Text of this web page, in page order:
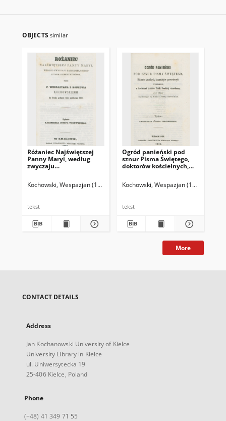
OBJECTS similar
Różaniec Najświętszej
Panny Maryi, według
zwyczaju
wyrażony
Kochowski, Wespazjan (1633-1700) Turowski, Kazimierz Józef (1813-
tekst
Ogród panieński pod
sznur Pisma Świętego,
doktorów kościelnych,
wymierzony, a kwiatami
jednego najbliższego tej
Kochowski, Wespazjan (1633-1700)
tekst
More
CONTACT DETAILS
Address
Jan Kochanowski University of Kielce
University Library in Kielce
ul. Uniwersytecka 19
25-406 Kielce, Poland
Phone
(+48) 41 349 71 55